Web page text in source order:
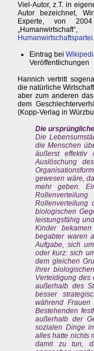
Viel-Autor, z.T. in
Autor bezeichnet,
Experte, von
Humanwirtschaftspartei.
Eintrag bei
Veröffentlichungen
Hannich vertritt
die natürliche
aber zum anderen
dem
(Kopp-Verlag in
Die
Die
die Menschen
äußerst effektiv
Auslöschung
gewesen wäre,
mehr geben.
Rollenverteilung
biologischen
leistungsfähig
Kinder
begabter waren
Aufgabe, sich
oder kurz: sich
dem gleichen
ihrer
Verteidigung des
außerhalb des
besser
während
Bestehenden
außerhalb der
sozialen Dinge
alles hatte nichts
damit zu tun,